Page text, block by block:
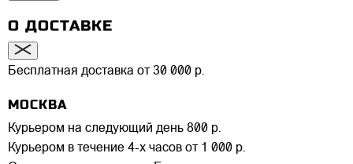
О ДОСТАВКЕ
Бесплатная доставка от 30 000 р.
МОСКВА
Курьером на следующий день 800 р.
Курьером в течение 4-х часов от 1 000 р.